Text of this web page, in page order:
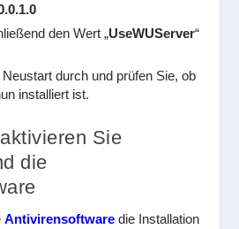
den Wert „UseWUServer“
durch und prüfen Sie, ob
installiert ist.
Sie
die
Antivirensoftware die Installation